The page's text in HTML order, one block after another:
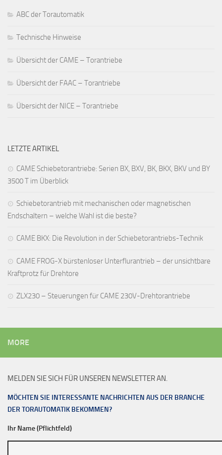
ABC der Torautomatik
Technische Hinweise
Übersicht der CAME – Torantriebe
Übersicht der FAAC – Torantriebe
Übersicht der NICE – Torantriebe
LETZTE ARTIKEL
CAME Schiebetorantriebe: Serien BX, BXV, BK, BKX, BKV und BY
3500 T im Überblick
Schiebetorantrieb mit mechanischen oder magnetischen
Endschaltern – welche Wahl ist die beste?
CAME BKX: Die Revolution in der Schiebetorantriebs-Technik
CAME FROG-X bürstenloser Unterflurantrieb – der unsichtbare
Kraftprotz für Drehtore
ZLX230 – Steuerungen für CAME 230V-Drehtorantriebe
MORE
MELDEN SIE SICH FÜR UNSEREN NEWSLETTER AN.
MÖCHTEN SIE INTERESSANTE NACHRICHTEN AUS DER BRANCHE
DER TORAUTOMATIK BEKOMMEN?
Ihr Name (Pflichtfeld)